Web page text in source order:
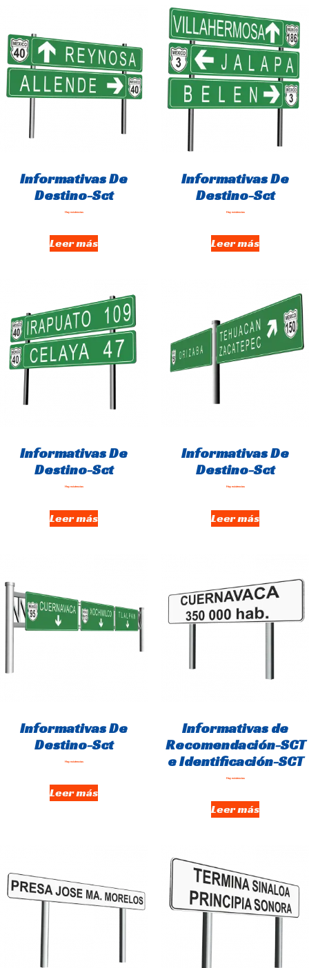
Informativas De
Destino-Sct
Hay existencias
Leer más
Informativas De
Destino-Sct
Hay existencias
Leer más
Informativas De
Destino-Sct
Hay existencias
Leer más
Informativas De
Destino-Sct
Hay existencias
Leer más
Informativas De
Destino-Sct
Hay existencias
Leer más
Informativas de
Recomendación-SCT
e Identificación-SCT
Hay existencias
Leer más